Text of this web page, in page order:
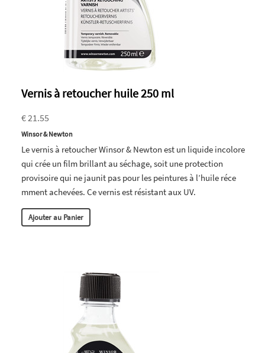
Vernis à retoucher huile 250 ml
€ 21.55
Winsor & Newton
Le vernis à retoucher Winsor & Newton est un liquide incolore
qui crée un film brillant au séchage, soit une protection
provisoire qui ne jaunit pas pour les peintures à l’huile réce
mment achevées. Ce vernis est résistant aux UV.
Ajouter au Panier